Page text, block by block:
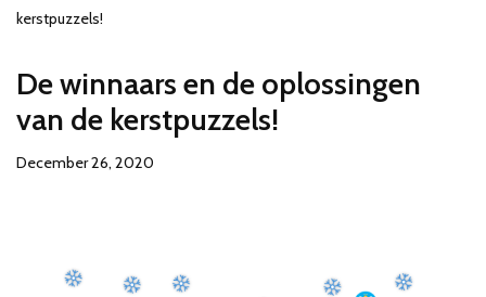
kerstpuzzels!
De winnaars en de oplossingen
van de kerstpuzzels!
December 26, 2020